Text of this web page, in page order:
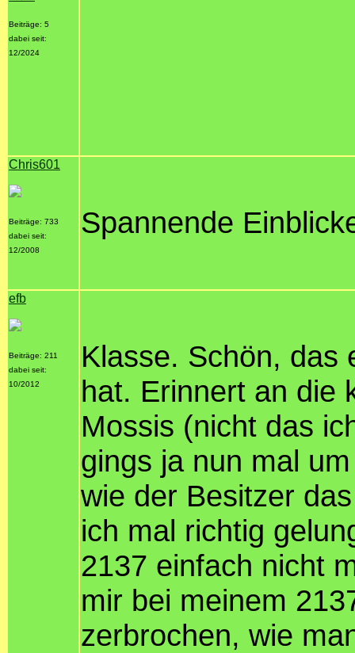
Beiträge: 5
dabei seit:
12/2024
Chris601
Beiträge: 733
dabei seit:
12/2008
Spannende
efb
Beiträge: 211
dabei seit:
10/2012
Klasse. Schön, das
hat. Erinnert an die
Mossis (nicht das
gings ja nun mal
wie der Besitzer
ich mal richtig
2137 einfach nicht
mir bei meinem
zerbrochen, wie